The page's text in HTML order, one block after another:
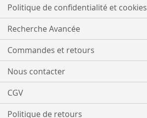
lettre
d’information
:
Politique de confidentialité et cookies
Recherche Avancée
Commandes et retours
Nous contacter
CGV
Politique de retours